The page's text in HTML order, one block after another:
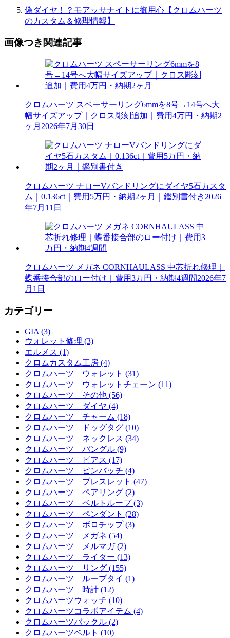
偽ダイヤ！？モアッサナイトに御用心【クロムハーツ
のカスタム＆修理情報】
画像つき関連記事
クロムハーツ スペーサーリング6mmを8号→14号へ大
幅サイズアップ｜クロス彫刻追加｜費用4万円・納期2
ヶ月 2026年7月30日
クロムハーツ ナローVバンドリングにダイヤ5石カスタ
ム｜0.136ct｜費用5万円・納期2ヶ月｜鑑別書付き 2026
年7月11日
クロムハーツ メガネ CORNHAULASS 中芯折れ修理｜
蝶番接合部のロー付け｜費用3万円・納期4週間2026年7
月1日
カテゴリー
GIA (3)
ウォレット修理 (3)
エルメス (1)
クロムカスタム工房 (4)
クロムハーツ ウォレット (31)
クロムハーツ ウォレットチェーン (11)
クロムハーツ その他 (56)
クロムハーツ ダイヤ (4)
クロムハーツ チャーム (18)
クロムハーツ ドッグタグ (10)
クロムハーツ ネックレス (34)
クロムハーツ バングル (9)
クロムハーツ ピアス (17)
クロムハーツ ピンバッチ (4)
クロムハーツ ブレスレット (47)
クロムハーツ ペアリング (2)
クロムハーツ ベルトループ (3)
クロムハーツ ペンダント (28)
クロムハーツ ボロチップ (3)
クロムハーツ メガネ (54)
クロムハーツ メルマガ (2)
クロムハーツ ライター (13)
クロムハーツ リング (155)
クロムハーツ ループタイ (1)
クロムハーツ 時計 (12)
クロムハーツウォッチ (10)
クロムハーツコラボアイテム (4)
クロムハーツバックル (2)
クロムハーツベルト (10)